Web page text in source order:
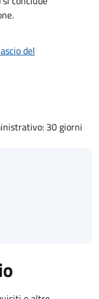
del
30 giorni